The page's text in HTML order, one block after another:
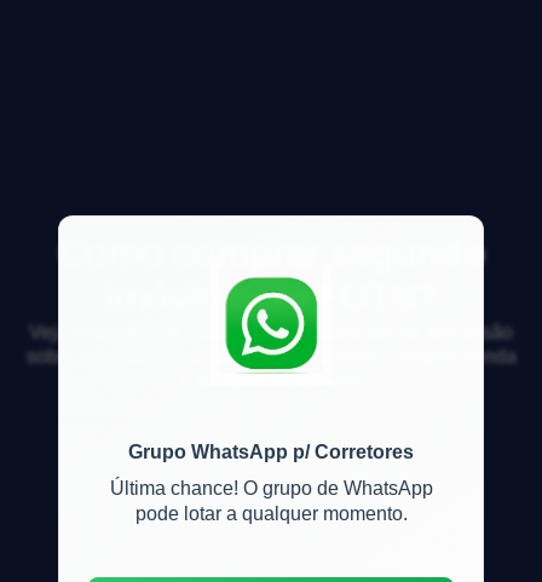
Grupo WhatsApp p/ Corretores
Última chance! O grupo de WhatsApp
pode lotar a qualquer momento.
Como comprar segundo
imóvel com FGTS?
Veja respostas de especialistas e participe da discussão
sobre mercado imobiliário, financiamento, compra, venda
e locação de imóveis